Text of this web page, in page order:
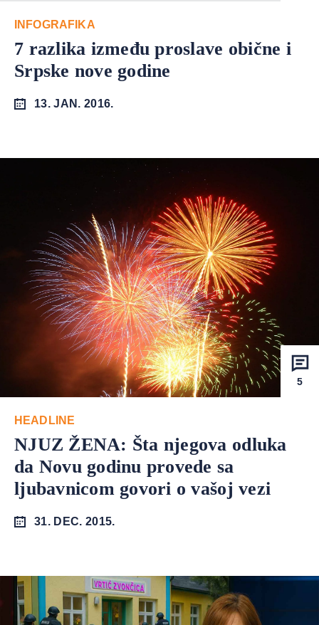
INFOGRAFIKA
7 razlika između proslave obične i
Srpske nove godine
13. JAN. 2016.
5
HEADLINE
NJUZ ŽENA: Šta njegova odluka
da Novu godinu provede sa
ljubavnicom govori o vašoj vezi
31. DEC. 2015.